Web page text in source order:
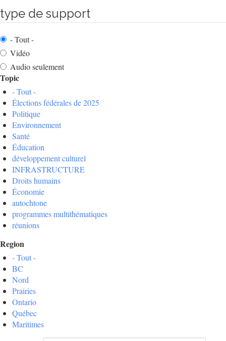
type de support
- Tout -
Vidéo
Audio seulement
Topic
- Tout -
Élections fédérales de 2025
Politique
Environnement
Santé
Éducation
développement culturel
INFRASTRUCTURE
Droits humains
Économie
autochtone
programmes multithématiques
réunions
Region
- Tout -
BC
Nord
Prairies
Ontario
Québec
Maritimes